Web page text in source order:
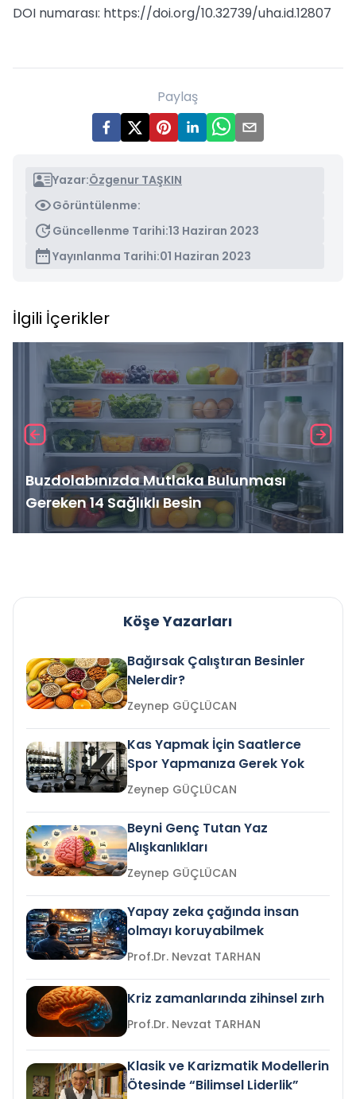
DOI numarası: https://doi.org/10.32739/uha.id.12807
Paylaş
Yazar:Özgenur TAŞKIN
Görüntülenme:
Güncellenme Tarihi:13 Haziran 2023
Yayınlanma Tarihi:01 Haziran 2023
İlgili İçerikler
Buzdolabınızda Mutlaka Bulunması
Gereken 14 Sağlıklı Besin
Köşe Yazarları
Bağırsak Çalıştıran Besinler
Nelerdir?
Zeynep GÜÇLÜCAN
Kas Yapmak İçin Saatlerce
Spor Yapmanıza Gerek Yok
Zeynep GÜÇLÜCAN
Beyni Genç Tutan Yaz
Alışkanlıkları
Zeynep GÜÇLÜCAN
Yapay zeka çağında insan
olmayı koruyabilmek
Prof.Dr. Nevzat TARHAN
Kriz zamanlarında zihinsel zırh
Prof.Dr. Nevzat TARHAN
Klasik ve Karizmatik Modellerin
Ötesinde “Bilimsel Liderlik”